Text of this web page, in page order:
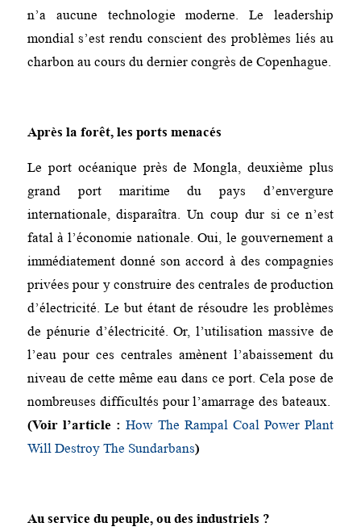
n’a aucune technologie moderne. Le leadership
mondial s’est rendu conscient des problèmes liés au
charbon au cours du dernier congrès de Copenhague.
Après la forêt, les ports menacés
Le port océanique près de Mongla, deuxième plus
grand port maritime du pays d’envergure
internationale, disparaîtra. Un coup dur si ce n’est
fatal à l’économie nationale. Oui, le gouvernement a
immédiatement donné son accord à des compagnies
privées pour y construire des centrales de production
d’électricité. Le but étant de résoudre les problèmes
de pénurie d’électricité. Or, l’utilisation massive de
l’eau pour ces centrales amènent l’abaissement du
niveau de cette même eau dans ce port. Cela pose de
nombreuses difficultés pour l’amarrage des bateaux.
(Voir l’article :How The Rampal Coal Power Plant
Will Destroy The Sundarbans)
Au service du peuple, ou des industriels ?